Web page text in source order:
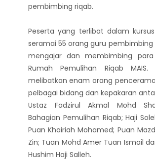
pembimbing riqab.
Peserta yang terlibat dalam
seramai 55 orang guru pembimbing
mengajar dan membimbing
Rumah Pemulihan Riqab MAIS.
melibatkan enam orang
pelbagai bidang dan kepakaran
Ustaz Fadzirul Akmal Mohd
Bahagian Pemulihan Riqab; Haji
Puan Khairiah Mohamed; Puan
Zin; Tuan Mohd Amer Tuan Ismail
Hushim Haji Salleh.